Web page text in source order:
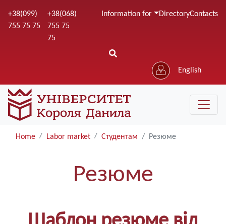
to
+38(099)
755 75 75
+38(068)
755 75
75
Information for DirectoryContacts
English
Home Labor market Студентам Резюме
Резюме